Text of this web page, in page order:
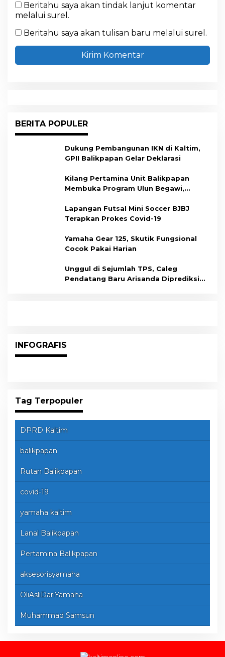
Beritahu saya akan tindak lanjut komentar
melalui surel.
Beritahu saya akan tulisan baru melalui surel.
BERITA POPULER
Dukung Pembangunan IKN di Kaltim,
GPII Balikpapan Gelar Deklarasi
Kilang Pertamina Unit Balikpapan
Membuka Program Ulun Begawi,
Lapangan Futsal Mini Soccer BJBJ
Terapkan Prokes Covid-19
Yamaha Gear 125, Skutik Fungsional
Cocok Pakai Harian
Unggul di Sejumlah TPS, Caleg
Pendatang Baru Arisanda Diprediksi
INFOGRAFIS
Tag Terpopuler
DPRD Kaltim
balikpapan
Rutan Balikpapan
covid-19
yamaha kaltim
Lanal Balikpapan
Pertamina Balikpapan
aksesorisyamaha
OliAsliDariYamaha
Muhammad Samsun